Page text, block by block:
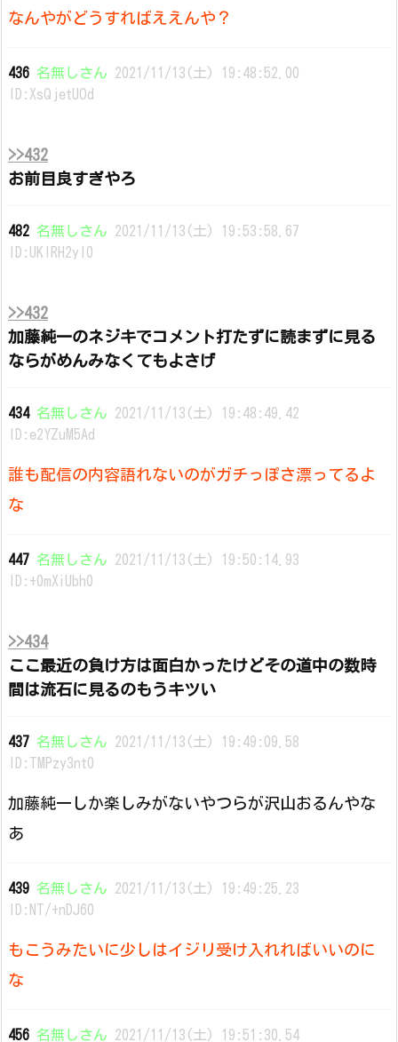
なんやがどうすればええんや？
436 名無しさん 2021/11/13(土) 19:48:52.00
ID:XsQjetUOd
>>432
お前目良すぎやろ
482 名無しさん 2021/11/13(土) 19:53:58.67
ID:UKlRH2yI0
>>432
加藤純一のネジキでコメント打たずに読まずに見る
ならがめんみなくてもよさげ
434 名無しさん 2021/11/13(土) 19:48:49.42
ID:e2YZuM5Ad
誰も配信の内容語れないのがガチっぽさ漂ってるよ
な
447 名無しさん 2021/11/13(土) 19:50:14.93
ID:+0mXiUbh0
>>434
ここ最近の負け方は面白かったけどその道中の数時
間は流石に見るのもうキツい
437 名無しさん 2021/11/13(土) 19:49:09.58
ID:TMPzy3nt0
加藤純一しか楽しみがないやつらが沢山おるんやな
あ
439 名無しさん 2021/11/13(土) 19:49:25.23
ID:NT/+nDJ60
もこうみたいに少しはイジリ受け入れればいいのに
な
456 名無しさん 2021/11/13(土) 19:51:30.54